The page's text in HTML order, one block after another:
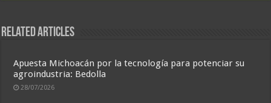
Related Articles
Apuesta Michoacán por la tecnología para potenciar su
agroindustria: Bedolla
28/07/2026